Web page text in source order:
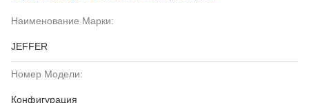
Наименование Марки:
JEFFER
Номер Модели:
Конфигурация